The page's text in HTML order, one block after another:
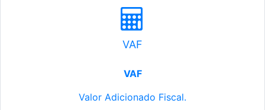
VAF
VAF
Valor Adicionado Fiscal.